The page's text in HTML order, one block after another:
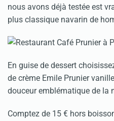
nous avons déjà testée est
plus classique navarin de
En guise de dessert
de crème Emile Prunier
douceur emblématique de la
Comptez de 15 € hors